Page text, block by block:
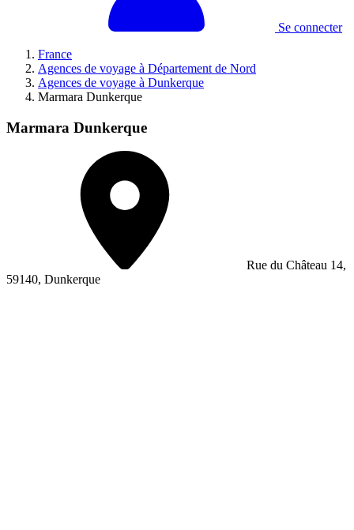
Se connecter
France
Agences de voyage à Département de Nord
Agences de voyage à Dunkerque
Marmara Dunkerque
Marmara Dunkerque
Rue du Château 14,
59140, Dunkerque